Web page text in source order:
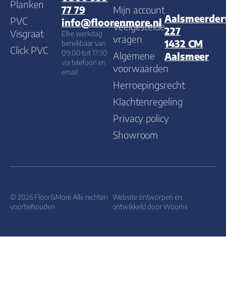
Planken
PVC
Visgraat
Click PVC
77 79
info@floorenmore.nl
Elke werkdag
bereikbaar van
09:00 tot 17:30
via telefoon en
email
Mijn account
Veelgestelde
vragen
Algemene
voorwaarden
Herroepingsrecht
Klachtenregeling
Privacy policy
Showroom
227
1432 CM
Aalsmeer
© 2026 Floor&More Alle rechten
voorbehouden
Website ontworpen en
ontwikkeld doorWooms